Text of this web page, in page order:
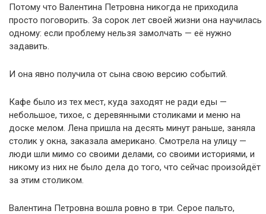
Потому что Валентина Петровна никогда не приходила
просто поговорить. За сорок лет своей жизни она научилась
одному: если проблему нельзя замолчать — её нужно
задавить.
И она явно получила от сына свою версию событий.
Кафе было из тех мест, куда заходят не ради еды —
небольшое, тихое, с деревянными столиками и меню на
доске мелом. Лена пришла на десять минут раньше, заняла
столик у окна, заказала американо. Смотрела на улицу —
люди шли мимо со своими делами, со своими историями, и
никому из них не было дела до того, что сейчас произойдёт
за этим столиком.
Валентина Петровна вошла ровно в три. Серое пальто,